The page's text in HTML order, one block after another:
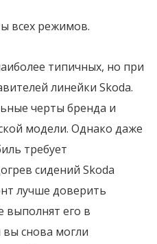
всех режимов.
типичных, но при
линейки Skoda.
черты бренда и
модели. Однако даже
требует
сидений Skoda
лучше доверить
выполнят его в
снова могли